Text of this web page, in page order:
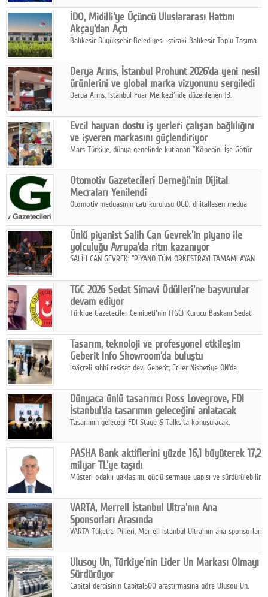
Yazarlar
Künye
SOSYAL MEDYA
Facebook
Twitter
Google Plus
© 2026 TÜM HAKLARI SAKLIDIR
haritasında önemli bir destinasyon haline getirmeye
hazırlanıyor.
İDO, Midilli'ye Üçüncü Uluslararası Hattını
Akçay'dan Açtı
Balıkesir Büyükşehir Belediyesi iştiraki Balıkesir Toplu Taşıma
Midilli hattının resmi açılışı gerçekleştirildi.
Derya Arms, İstanbul Prohunt 2026'da yeni nesil
ürünlerini ve global marka vizyonunu sergiledi
Derya Arms, İstanbul Fuar Merkezi'nde düzenlenen 13.
Fuarı'nda sektör profesyonelleri, iş ortakları, bayiler ve son
kullanıcılarla bir araya geldi.
Evcil hayvan dostu iş yerleri çalışan bağlılığını
ve işveren markasını güçlendiriyor
Mars Türkiye, dünya genelinde kutlanan "Köpeğini İşe Götür
çalışan bağlılığı, iyi olma hali ve işveren markası üzerindeki
etkisine dikkat çekti.
Otomotiv Gazetecileri Derneği'nin Dijital
Mecraları Yenilendi
Otomotiv medyasının çatı kuruluşu OGD, dijitalleşen medya
hedefiyle internet sitesini ve sosyal medya kanallarını yeniledi.
Ünlü piyanist Salih Can Gevrek'in piyano ile
yolculuğu Avrupa'da ritm kazanıyor
SALİH CAN GEVREK: “PİYANO TÜM ORKESTRAYI TAMAMLAYAN
ETKİ YARATIYOR"
TGC 2026 Sedat Simavi Ödülleri'ne başvurular
devam ediyor
Türkiye Gazeteciler Cemiyeti'nin (TGC) Kurucu Başkanı Sedat
Tasarım, teknoloji ve profesyonel etkileşim
Geberit Info Showroom'da buluştu
İsviçreli sıhhi tesisat devi Geberit; Etiler Nisbetiye ON'da
ortaklığıyla özel bir davete ev sahipliği yaptı.
Dünyaca ünlü tasarımcı Ross Lovegrove, FDI
İstanbul'da tasarımın geleceğini anlatacak
Tasarımın geleceği FDI Stage & Talks'ta konuşulacak.
PASHA Bank aktiflerini yüzde 16,1 büyüterek 17,2
milyar TL'ye taşıdı
Müşteri odaklı yaklaşımı, güçlü sermaye yapısı ve sürdürülebilir
yılının ilk yarısında güçlü finansal performansını korudu.
VARTA, Merrell İstanbul Ultra'nın Ana
Sponsorları Arasında
VARTA Tüketici Pilleri, Merrell İstanbul Ultra'nın ana sponsorları
enerjisine güç katıyor.
Ulusoy Un, Türkiye'nin Lider Un Markası Olmayı
Sürdürüyor
Capital dergisinin Capital500 araştırmasına göre Ulusoy Un,